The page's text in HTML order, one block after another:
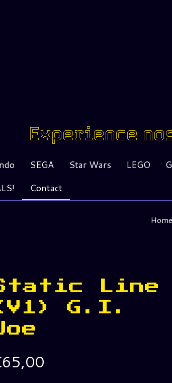
Experience
SEGA Star Wars LEGO
Contact
Home
Line
G.I.
65,00